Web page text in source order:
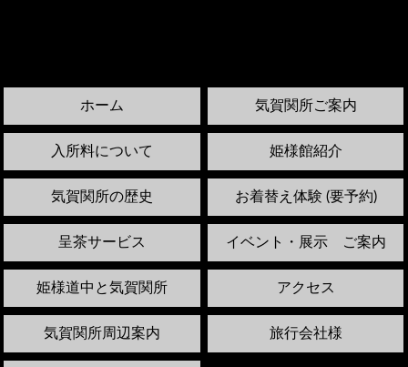
ホーム 気賀関所ご案内
入所料について 姫様館紹介
気賀関所の歴史 お着替え体験 (要予約)
呈茶サービス イベント・展示 ご案内
姫様道中と気賀関所 アクセス
気賀関所周辺案内 旅行会社様